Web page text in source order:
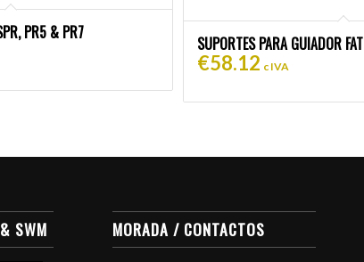
PR5 & PR7
SUPORTES PARA GUIADOR FAT
€58.12 c IVA
SWM MORADA / CONTACTOS